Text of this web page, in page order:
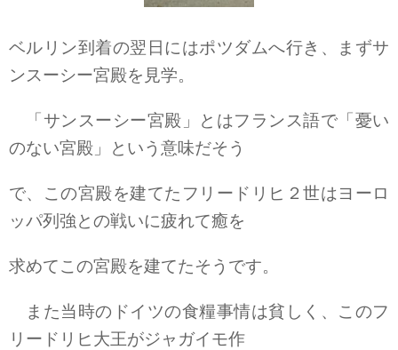
ベルリン到着の翌日にはポツダムへ行き、まずサ
ンスーシー宮殿を見学。
「サンスーシー宮殿」とはフランス語で「憂い
のない宮殿」という意味だそう
で、この宮殿を建てたフリードリヒ２世はヨーロ
ッパ列強との戦いに疲れて癒を
求めてこの宮殿を建てたそうです。
また当時のドイツの食糧事情は貧しく、このフ
リードリヒ大王がジャガイモ作